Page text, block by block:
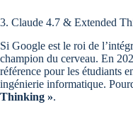
3. Claude 4.7 & Extended
Si Google est le roi de
champion du cerveau. En
référence pour les étudiants
ingénierie informatique.
Thinking ».